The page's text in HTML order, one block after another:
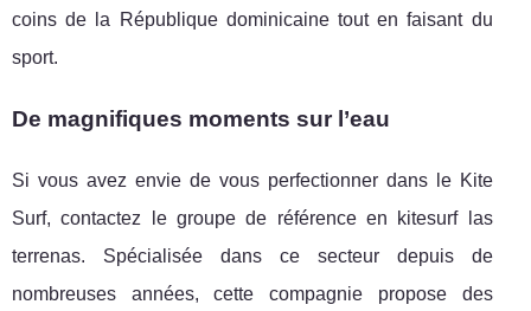
coins de la République dominicaine tout en faisant du
sport.
De magnifiques moments sur l’eau
Si vous avez envie de vous perfectionner dans le Kite
Surf, contactez le groupe de référence en kitesurf las
terrenas. Spécialisée dans ce secteur depuis de
nombreuses années, cette compagnie propose des